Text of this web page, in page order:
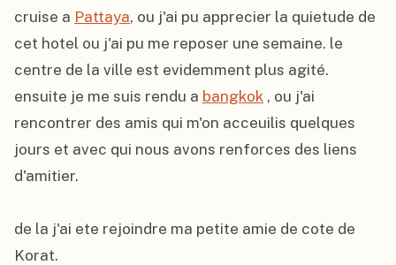
cruise a Pattaya, ou j'ai pu apprecier la quietude de
cet hotel ou j'ai pu me reposer une semaine. le
centre de la ville est evidemment plus agité.
ensuite je me suis rendu a bangkok , ou j'ai
rencontrer des amis qui m'on acceuilis quelques
jours et avec qui nous avons renforces des liens
d'amitier.
de la j'ai ete rejoindre ma petite amie de cote de
Korat.